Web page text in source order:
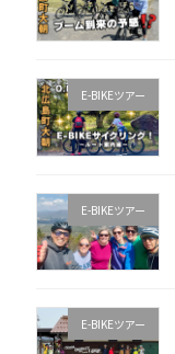
E-BIKEツアー
E-BIKEツアー
E-BIKEツアー